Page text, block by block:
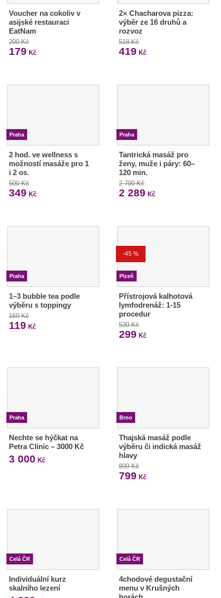
Voucher na cokoliv v
asijské restauraci
EatNam
200 Kč
179 Kč
2× Chacharova pizza:
výběr ze 16 druhů a
rozvoz
518 Kč
419 Kč
Praha
2 hod. ve wellness s
možností masáže pro 1
i 2 os.
500 Kč
349 Kč
Praha
Tantrická masáž pro
ženy, muže i páry: 60–
120 min.
2 700 Kč
2 289 Kč
Praha
1–3 bubble tea podle
výběru s toppingy
169 Kč
119 Kč
-45 %
Plzeň
Přístrojová kalhotová
lymfodrenáž: 1-15
procedur
539 Kč
299 Kč
Praha
Nechte se hýčkat na
Petra Clinic – 3000 Kč
3 000 Kč
Brno
Thajská masáž podle
výběru či indická masáž
hlavy
899 Kč
799 Kč
Celá ČR
Individuální kurz
skalního lezení
Celá ČR
4chodové degustační
menu v Krušných